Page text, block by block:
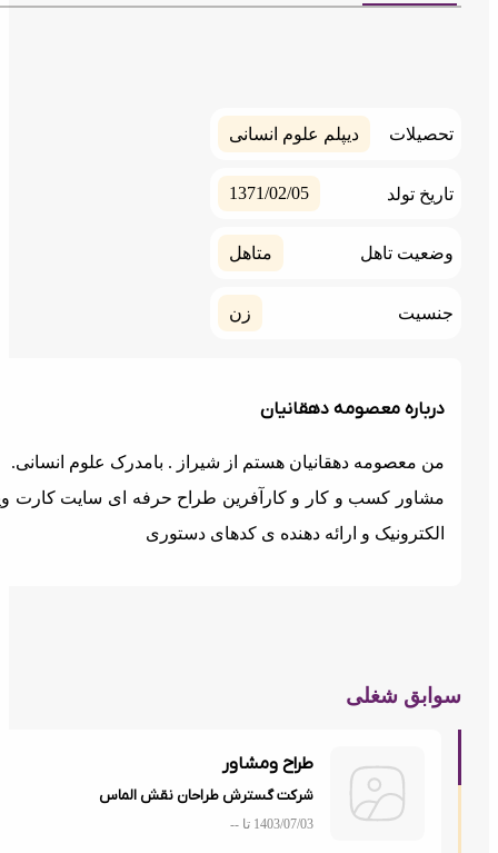
دیپلم علوم انسانی
تولد 1371/02/05
تاهل
درباره معصومه دهقانیان
من معصومه دهقانیان هستم از شیراز . بامدرک علوم انسانی.
مشاور کسب و کار و کارآفرین طراح حرفه ای سایت کارت ویزیت
الکترونیک و ارائه دهنده ی کدهای دستوری
شغلی
طراح ومشاور
شرکت گسترش طراحان نقش الماس
1403/07/03 تا --